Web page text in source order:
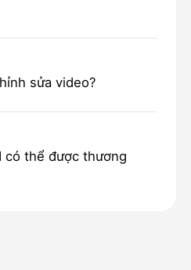
sửa video?
có thể được thương